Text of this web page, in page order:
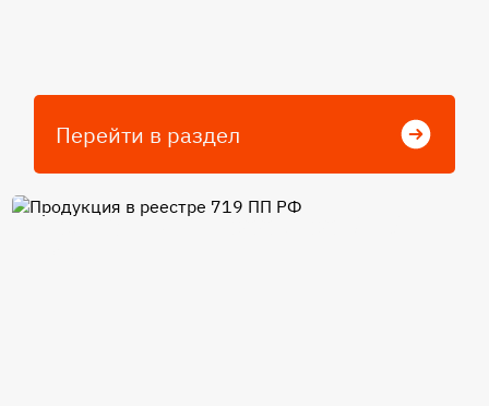
Перейти в раздел
Продукция в реестре 719 ПП